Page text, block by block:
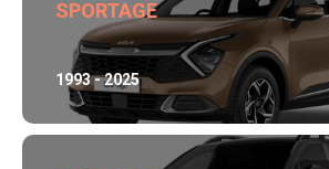
SPORTAGE
1993 - 2025